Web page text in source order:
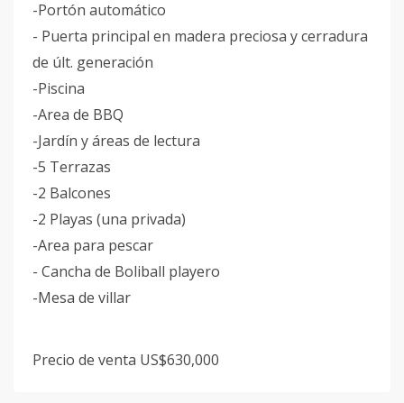
-Portón automático
- Puerta principal en madera preciosa y cerradura
de últ. generación
-Piscina
-Area de BBQ
-Jardín y áreas de lectura
-5 Terrazas
-2 Balcones
-2 Playas (una privada)
-Area para pescar
- Cancha de Boliball playero
-Mesa de villar
Precio de venta US$630,000